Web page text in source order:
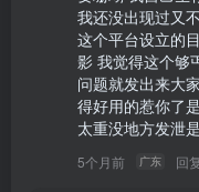
我还没出现过又
这个平台设立的
影 我觉得这个够
问题就发出来大
得好用的惹你了
太重没地方发泄
5个月前 广东 回